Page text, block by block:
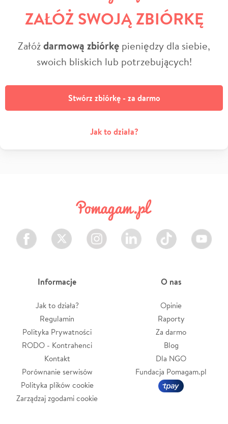
ZAŁÓŻ SWOJĄ ZBIÓRKĘ
Załóżdarmową zbiórkę pieniędzy dla siebie,
swoich bliskich lub potrzebujących!
Stwórz zbiórkę - za darmo
Jak to działa?
Facebook Twitter Instagram LinkedIn TikTok Youtube
Informacje
Jak to działa?
Regulamin
Polityka Prywatności
RODO - Kontrahenci
Kontakt
Porównanie serwisów
Polityka plików cookie
Zarządzaj zgodami cookie
O nas
Opinie
Raporty
Za darmo
Blog
Dla NGO
Fundacja Pomagam.pl